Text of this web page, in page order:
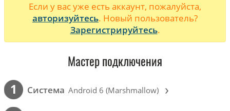
Если у вас уже есть аккаунт, пожалуйста,
авторизуйтесь. Новый пользователь?
Зарегистрируйтесь.
Мастер подключения
1 Cистема Android 6 (Marshmallow) ›